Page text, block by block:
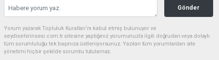
Gönder
Yorum yazarak Topluluk Kuralları’nı kabul etmiş bulunuyor ve
seydisehirinsesi.com.tr sitesine yaptığınız yorumunuzla ilgili doğrudan veya dolaylı
tüm sorumluluğu tek başınıza üstleniyorsunuz. Yazılan tüm yorumlardan site
yönetimi hiçbir şekilde sorumlu tutulamaz.